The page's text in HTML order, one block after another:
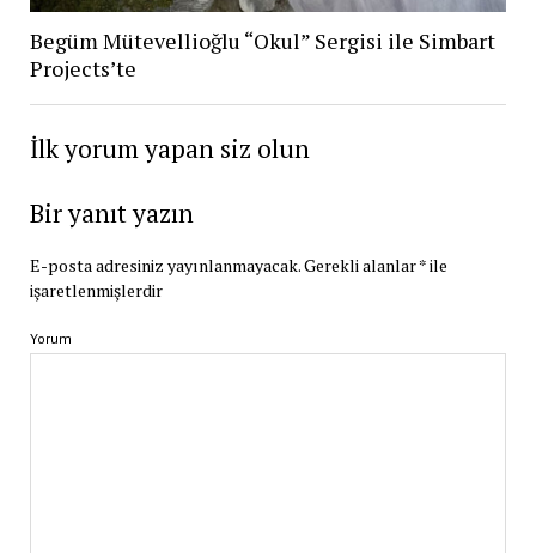
Begüm Mütevellioğlu “Okul” Sergisi ile Simbart
Projects’te
İlk yorum yapan siz olun
Bir yanıt yazın
E-posta adresiniz yayınlanmayacak.Gerekli alanlar*ile
işaretlenmişlerdir
Yorum